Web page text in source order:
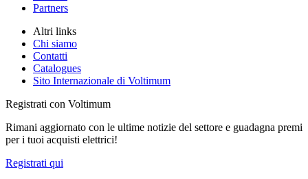
Partners
Altri links
Chi siamo
Contatti
Catalogues
Sito Internazionale di Voltimum
Registrati con Voltimum
Rimani aggiornato con le ultime notizie del settore e guadagna premi
per i tuoi acquisti elettrici!
Registrati qui